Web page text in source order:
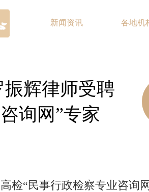
新闻资讯 各地机
辉律师受聘
询网”专家
检“民事行政检察专业咨询